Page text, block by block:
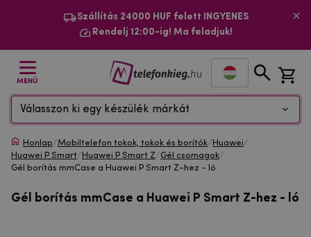
Szállítás 24000 HUF felett INGYENES
Rendelj 12:00-ig! Ma feladjuk!
MENÜ
Válasszon ki egy készülék márkát
Honlap/Mobiltelefon tokok, tokok és borítók/ Huawei/
Huawei P Smart/ Huawei P Smart Z/Gél csomagok/
Gél borítás mmCase a Huawei P Smart Z-hez - ló
Gél borítás mmCase a Huawei P Smart Z-hez - ló